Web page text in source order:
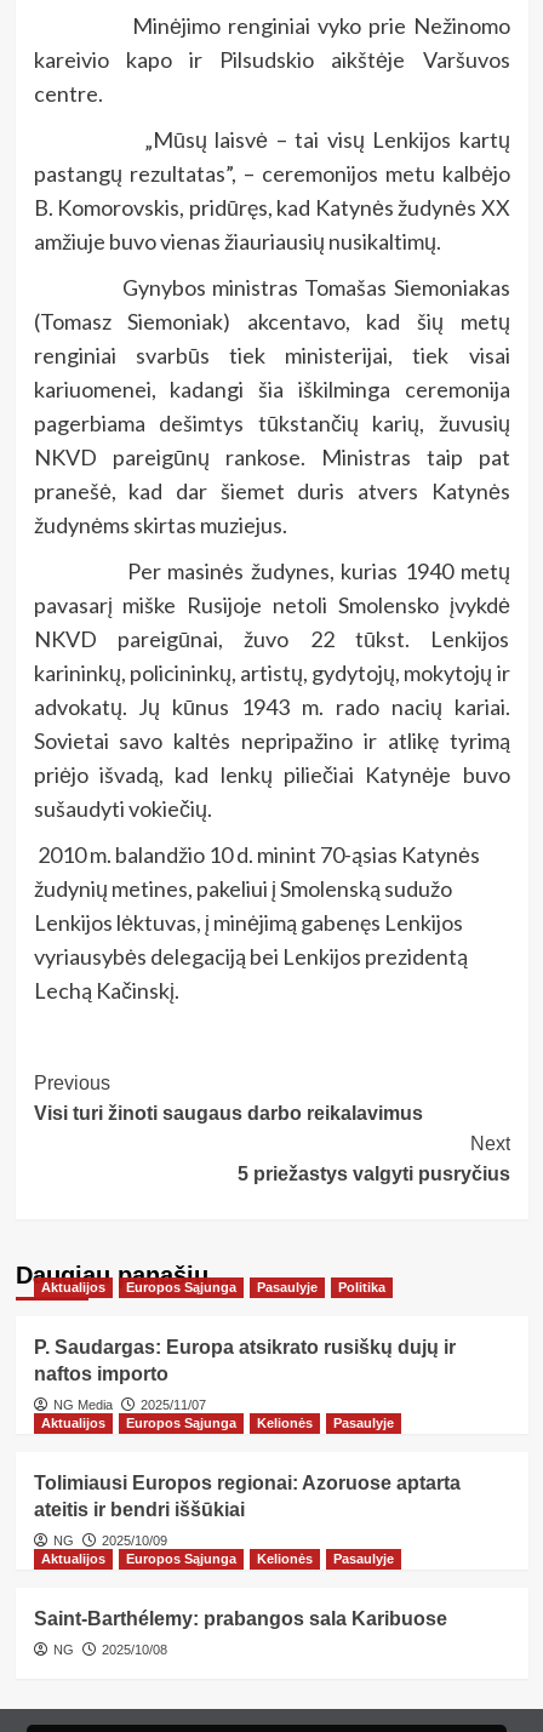
Minėjimo renginiai vyko prie Nežinomo
kareivio kapo ir Pilsudskio aikštėje Varšuvos
centre.
„Mūsų laisvė – tai visų Lenkijos kartų
pastangų rezultatas”, – ceremonijos metu kalbėjo
B. Komorovskis, pridūręs, kad Katynės žudynės XX
amžiuje buvo vienas žiauriausių nusikaltimų.
Gynybos ministras Tomašas Siemoniakas
(Tomasz Siemoniak) akcentavo, kad šių metų
renginiai svarbūs tiek ministerijai, tiek visai
kariuomenei, kadangi šia iškilminga ceremonija
pagerbiama dešimtys tūkstančių karių, žuvusių
NKVD pareigūnų rankose. Ministras taip pat
pranešė, kad dar šiemet duris atvers Katynės
žudynėms skirtas muziejus.
Per masinės žudynes, kurias 1940 metų
pavasarį miške Rusijoje netoli Smolensko įvykdė
NKVD pareigūnai, žuvo 22 tūkst. Lenkijos
karininkų, policininkų, artistų, gydytojų, mokytojų ir
advokatų. Jų kūnus 1943 m. rado nacių kariai.
Sovietai savo kaltės nepripažino ir atlikę tyrimą
priėjo išvadą, kad lenkų piliečiai Katynėje buvo
sušaudyti vokiečių.
2010 m. balandžio 10 d. minint 70-ąsias Katynės
žudynių metines, pakeliui į Smolenską sudužo
Lenkijos lėktuvas, į minėjimą gabenęs Lenkijos
vyriausybės delegaciją bei Lenkijos prezidentą
Lechą Kačinskį.
Post
Navigation
Previous
Visi turi žinoti saugaus darbo reikalavimus
Next
5 priežastys valgyti pusryčius
Daugiau panašių…
Aktualijos Europos Sąjunga Pasaulyje Politika
P. Saudargas: Europa atsikrato rusiškų dujų ir
naftos importo
NG Media
2025/11/07
Aktualijos
Europos Sąjunga Kelionės Pasaulyje
Tolimiausi Europos regionai: Azoruose aptarta
ateitis ir bendri iššūkiai
NG
2025/10/09
Aktualijos
Europos Sąjunga Kelionės Pasaulyje
Saint-Barthélemy: prabangos sala Karibuose
NG 2025/10/08